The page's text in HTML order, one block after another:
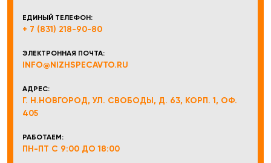
ЕДИНЫЙ ТЕЛЕФОН:
+ 7 (831) 218-90-80
ЭЛЕКТРОННАЯ ПОЧТА:
INFO@NIZHSPECAVTO.RU
АДРЕС:
Г. Н.НОВГОРОД, УЛ. СВОБОДЫ, Д. 63, КОРП. 1, ОФ.
405
РАБОТАЕМ:
ПН-ПТ С 9:00 ДО 18:00